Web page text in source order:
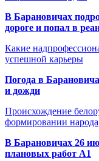
В Барановичах
дороге и попал в
Какие
успешной карьеры
Погода в
и дожди
Происхождение
формировании народа
В Барановичах 26
плановых работ A1